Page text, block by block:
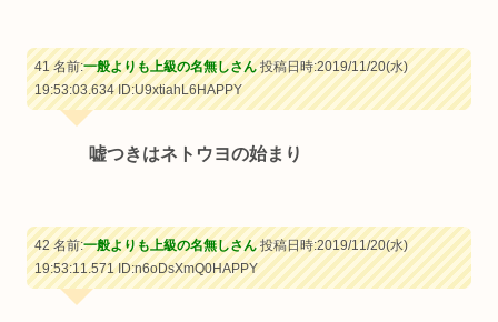
41 名前:一般よりも上級の名無しさん投稿日時:2019/11/20(水)
19:53:03.634ID:U9xtiahL6HAPPY
嘘つきはネトウヨの始まり
42 名前:一般よりも上級の名無しさん投稿日時:2019/11/20(水)
19:53:11.571ID:n6oDsXmQ0HAPPY